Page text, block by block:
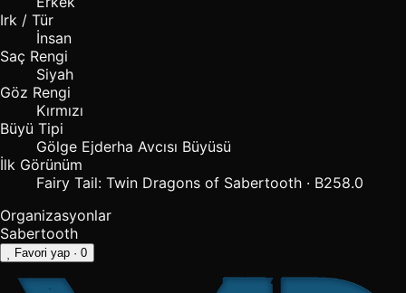
Irk / Tür
İnsan
Saç Rengi
Siyah
Göz Rengi
Kırmızı
Büyü Tipi
Gölge Ejderha Avcısı Büyüsü
İlk Görünüm
Fairy Tail: Twin Dragons of Sabertooth · B258.0
Organizasyonlar
Sabertooth
Favori yap · 0